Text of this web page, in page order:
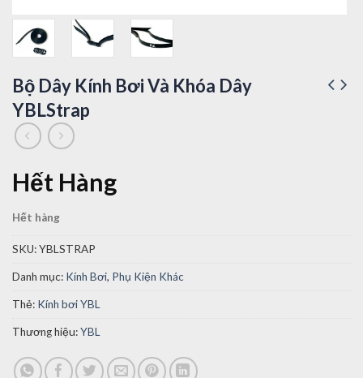
Bộ Dây Kính Bơi Và Khóa Dây
YBLStrap
Hết Hàng
Hết hàng
SKU:YBLSTRAP
Danh mục: Kính Bơi, Phụ Kiện Khác
Thẻ: Kính bơi YBL
Thương hiệu:YBL